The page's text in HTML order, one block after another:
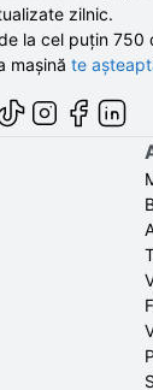
zilnic.
la cel puțin 750
mașină te